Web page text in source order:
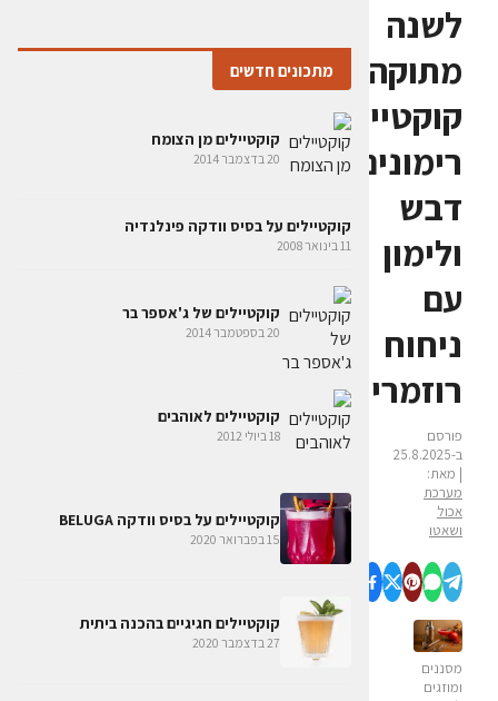
לשנה
מתוקה:
קוקטייל
רימונים
דבש
ולימון
עם
ניחוח
רוזמרין
פורסם
ב-25.8.2025
| מאת:
מערכת
אכול
ושאטו
מסננים
ומוזגים
מתכונים חדשים
קוקטיילים מן הצומח
20 בדצמבר 2014
קוקטיילים על בסיס וודקה פינלנדיה
11 בינואר 2008
קוקטיילים של ג'אספר בר
20 בספטמבר 2014
קוקטיילים לאוהבים
18 ביולי 2012
קוקטיילים על בסיס וודקה BELUGA
15 בפברואר 2020
קוקטיילים חגיגיים בהכנה ביתית
27 בדצמבר 2020